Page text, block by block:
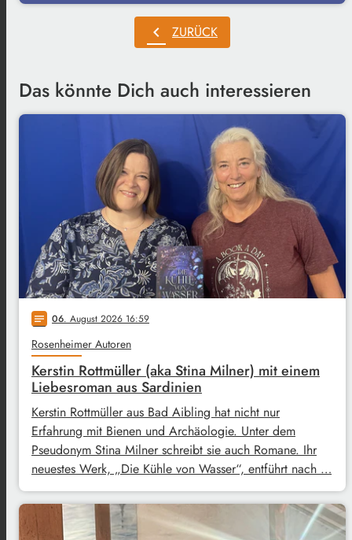
chevron_left ZURÜCK
Das könnte Dich auch interessieren
notes 06. August 2026 16:59
Rosenheimer Autoren
Kerstin Rottmüller (aka Stina Milner) mit einem
Liebesroman aus Sardinien
Kerstin Rottmüller aus Bad Aibling hat nicht nur
Erfahrung mit Bienen und Archäologie. Unter dem
Pseudonym Stina Milner schreibt sie auch Romane. Ihr
neuestes Werk, „Die Kühle von Wasser“, entführt nach …